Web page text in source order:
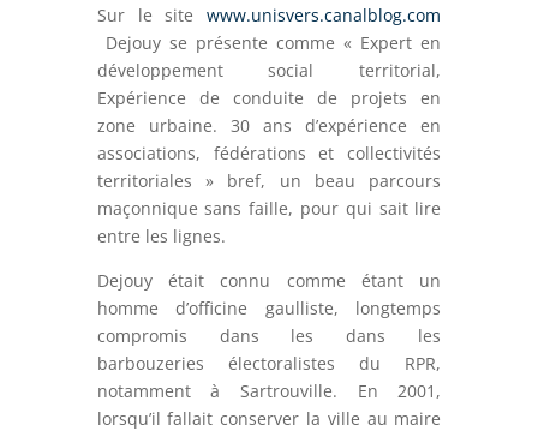
Sur le sitewww.unisvers.canalblog.com
Dejouy se présente comme « Expert en
développement social territorial,
Expérience de conduite de projets en
zone urbaine. 30 ans d’expérience en
associations, fédérations et collectivités
territoriales » bref, un beau parcours
maçonnique sans faille, pour qui sait lire
entre les lignes.
Dejouy était connu comme étant un
homme d’officine gaulliste, longtemps
compromis dans les dans les
barbouzeries électoralistes du RPR,
notamment à Sartrouville. En 2001,
lorsqu’il fallait conserver la ville au maire